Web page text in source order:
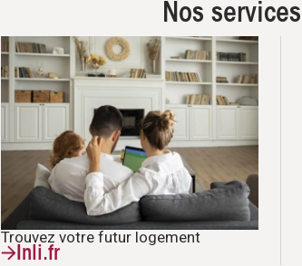
Nos
Trouvez votre futur logement
Inli.fr